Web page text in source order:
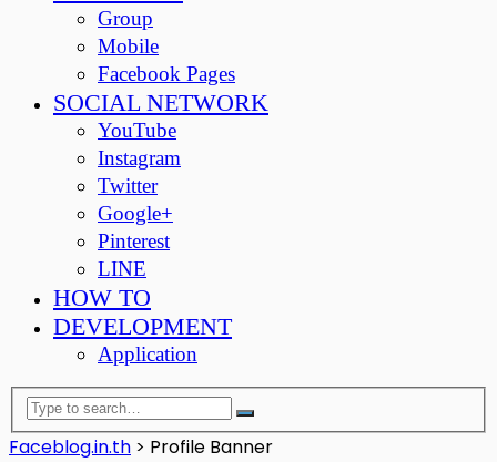
Group
Mobile
Facebook Pages
SOCIAL NETWORK
YouTube
Instagram
Twitter
Google+
Pinterest
LINE
HOW TO
DEVELOPMENT
Application
Faceblog.in.th > Profile Banner